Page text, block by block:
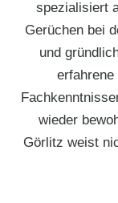
spezialisiert
Gerüchen bei
und
erfahrene
wieder
Görlitz weist